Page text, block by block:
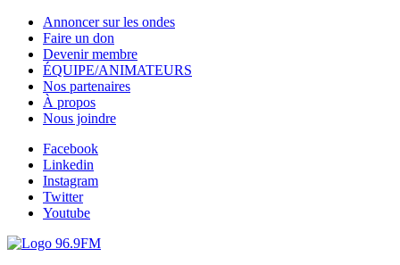
Annoncer sur les ondes
Faire un don
Devenir membre
ÉQUIPE/ANIMATEURS
Nos partenaires
À propos
Nous joindre
Facebook
Linkedin
Instagram
Twitter
Youtube